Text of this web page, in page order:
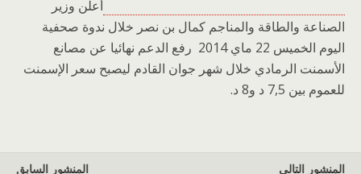
أعلن وزير
الصناعة والطاقة والمناجم كمال بن نصر خلال ندوة صحفية
اليوم الخميس 22 ماي 2014 رفع الدعم نهائيا عن مصانع
الأسمنت الرمادي خلال شهر جوان القادم ليصبح سعر الإسمنت
للعموم بين 7,5 د و8 د.
المنشور السابق
المنشور التالي